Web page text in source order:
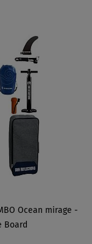
Ocean mirage -
Board